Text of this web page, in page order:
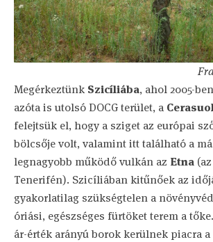
Megérkeztünk Szicíliába, ahol 2005-
azóta is utolsó DOCG terület, a
felejtsük el, hogy a sziget az európai
bölcsője volt, valamint itt található a
legnagyobb működő vulkán az Etna
Tenerifén). Szicíliában kitűnőek az
gyakorlatilag szükségtelen a
óriási, egészséges fürtöket terem a
ár-érték arányú borok kerülnek piacra